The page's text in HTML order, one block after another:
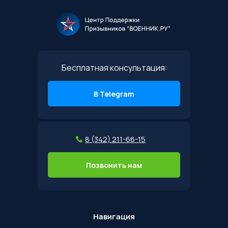
Навигация
Бесплатная консультация:
В Telegram
8 (342) 211-66-15
Позвонить нам